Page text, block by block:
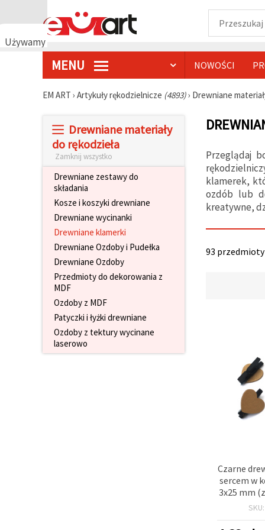
Używamy
MENU NOWOŚCI
EM ART › Artykuły rękodzielnicze (4893)› Drewniane
Drewniane materiały
do rękodzieła
Zamknij wszystko
Drewniane zestawy do
składania
Kosze i koszyki drewniane
Drewniane wycinanki
Drewniane klamerki
Drewniane Ozdoby i Pudełka
Drewniane Ozdoby
Przedmioty do dekorowania z
MDF
Ozdoby z MDF
Patyczki i łyżki drewniane
Ozdoby z tektury wycinane
laserowo
Przeglądaj
klamerek,
ozdób lub
kreatywne,
93
Czarne
sercem w
3x25 mm
– idealne
SKU: